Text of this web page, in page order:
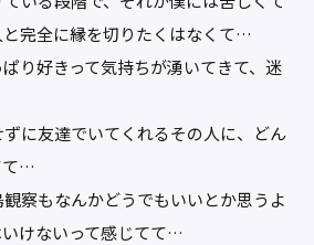
完全に縁を切りたくはなくて…
り好きって気持ちが湧いてきて、迷
に友達でいてくれるその人に、どん
て…
察もなんかどうでもいいとか思うよ
けないって感じてて…